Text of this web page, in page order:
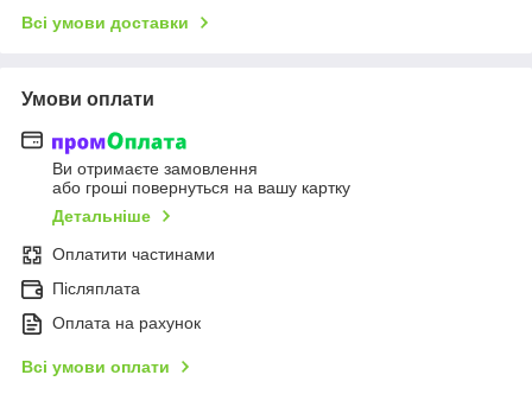
Всі умови доставки
Умови оплати
Ви отримаєте замовлення
або гроші повернуться на вашу картку
Детальніше
Оплатити частинами
Післяплата
Оплата на рахунок
Всі умови оплати